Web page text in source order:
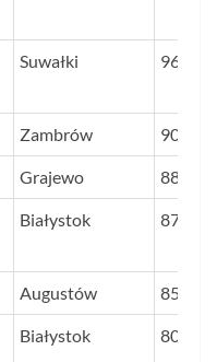
Suwałki 96,4
Zambrów 90,0
Grajewo 88,1
Białystok 87,2
Augustów 85,8
Białystok 80,4